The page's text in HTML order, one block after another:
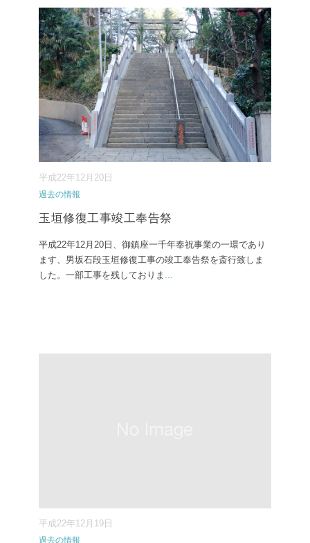
平成22年12月20日
過去の情報
玉垣修復工事竣工奉告祭
平成22年12月20日、御鎮座一千年奉祝事業の一環であり
ます、男坂石段玉垣修復工事の竣工奉告祭を斎行致しま
した。一部工事を残しておりま ...
平成22年12月19日
過去の情報